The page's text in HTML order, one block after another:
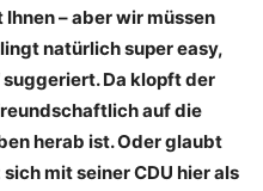
– aber wir müssen
natürlich super easy,
suggeriert. Da klopft der
auf die
herab ist. Oder glaubt
mit seiner CDU hier als